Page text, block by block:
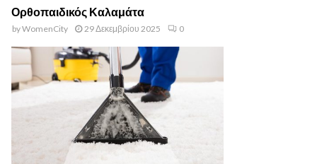
Ορθοπαιδικός Καλαμάτα
byWomenCity 29 Δεκεμβρίου 2025 0